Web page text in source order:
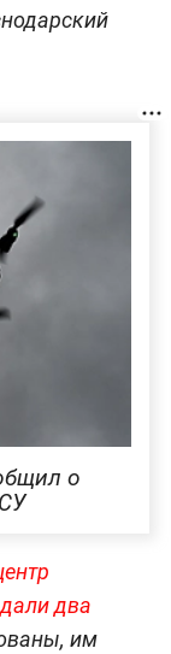
о
два
им